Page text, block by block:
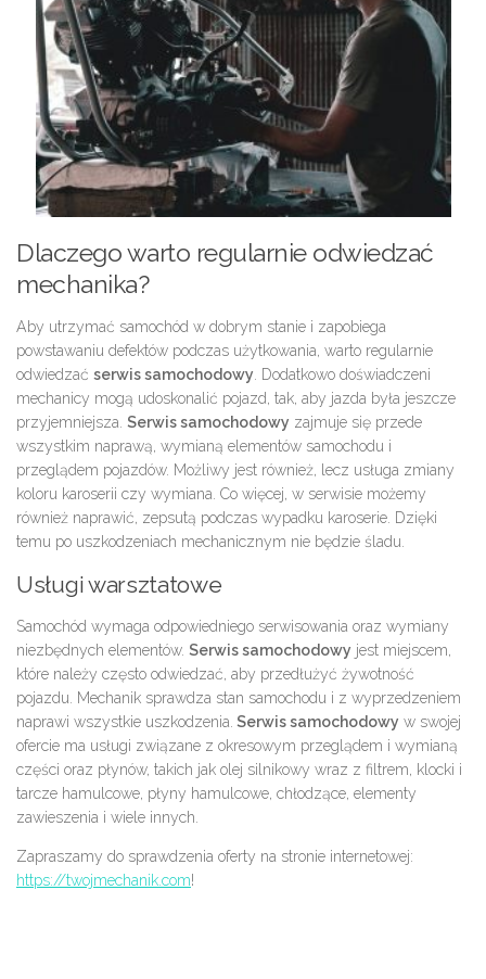
Dlaczego warto regularnie odwiedzać
mechanika?
Aby utrzymać samochód w dobrym stanie i zapobiega
powstawaniu defektów podczas użytkowania, warto regularnie
odwiedzać serwis samochodowy. Dodatkowo doświadczeni
mechanicy mogą udoskonalić pojazd, tak, aby jazda była jeszcze
przyjemniejsza. Serwis samochodowy zajmuje się przede
wszystkim naprawą, wymianą elementów samochodu i
przeglądem pojazdów. Możliwy jest również, lecz usługa zmiany
koloru karoserii czy wymiana. Co więcej, w serwisie możemy
również naprawić, zepsutą podczas wypadku karoserie. Dzięki
temu po uszkodzeniach mechanicznym nie będzie śladu.
Usługi warsztatowe
Samochód wymaga odpowiedniego serwisowania oraz wymiany
niezbędnych elementów. Serwis samochodowy jest miejscem,
które należy często odwiedzać, aby przedłużyć żywotność
pojazdu. Mechanik sprawdza stan samochodu i z wyprzedzeniem
naprawi wszystkie uszkodzenia. Serwis samochodowy w swojej
ofercie ma usługi związane z okresowym przeglądem i wymianą
części oraz płynów, takich jak olej silnikowy wraz z filtrem, klocki i
tarcze hamulcowe, płyny hamulcowe, chłodzące, elementy
zawieszenia i wiele innych.
Zapraszamy do sprawdzenia oferty na stronie internetowej:
https://twojmechanik.com!